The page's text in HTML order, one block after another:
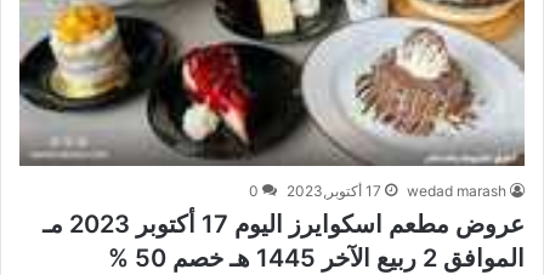
wedad marash 17 أكتوبر,2023 0
عروض مطعم اسكوايرز اليوم 17 أكتوبر 2023 مـ
الموافق 2 ربيع الآخر 1445 هـ خصم 50 %